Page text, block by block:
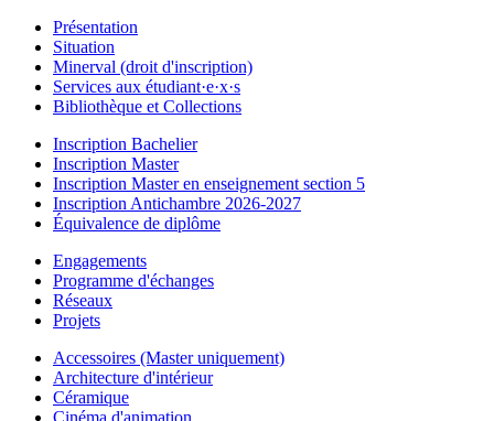
Présentation
Situation
Minerval (droit d'inscription)
Services aux étudiant·e·x·s
Bibliothèque et Collections
Inscription Bachelier
Inscription Master
Inscription Master en enseignement section 5
Inscription Antichambre 2026-2027
Équivalence de diplôme
Engagements
Programme d'échanges
Réseaux
Projets
Accessoires (Master uniquement)
Architecture d'intérieur
Céramique
Cinéma d'animation